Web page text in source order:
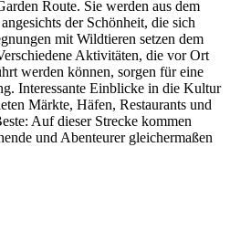
Route. Sie werden aus dem
der Schönheit, die sich
mit Wildtieren setzen dem
Aktivitäten, die vor Ort
werden können, sorgen für eine
Interessante Einblicke in die Kultur
Märkte, Häfen, Restaurants und
Auf dieser Strecke kommen
und Abenteurer gleichermaßen